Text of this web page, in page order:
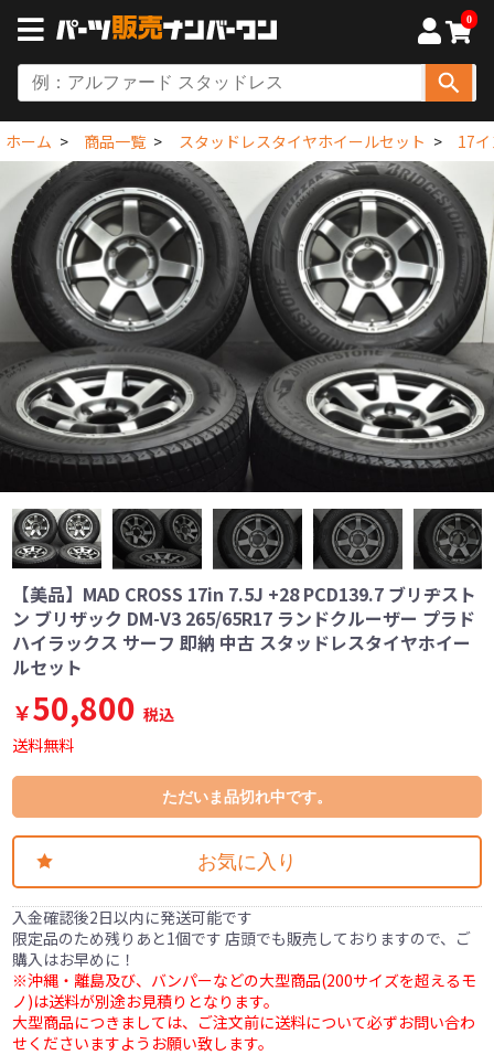
0
ホーム 商品一覧 スタッドレスタイヤホイールセット 17
【美品】MAD CROSS 17in 7.5J +28 PCD139.7 ブリヂスト
ン ブリザック DM-V3 265/65R17 ランドクルーザー プラド
ハイラックス サーフ 即納 中古 スタッドレスタイヤホイー
ルセット
￥50,800 税込
送料無料
ただいま品切れ中です。
お気に入り
入金確認後2日以内に発送可能です
限定品のため残りあと1個です 店頭でも販売しておりますので、ご
購入はお早めに！
※沖縄・離島及び、バンパーなどの大型商品(200サイズを超えるモ
ノ)は送料が別途お見積りとなります。
大型商品につきましては、ご注文前に送料について必ずお問い合わ
せくださいますようお願い致します。